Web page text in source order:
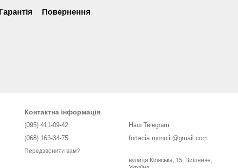
Гарантія Повернення
Контактна інформація
(095) 411-09-42
(068) 163-34-75
Передзвонити вам?
Наш Telegram
fortecia.monolit@gmail.com
вулиця Київська, 15, Вишневе,